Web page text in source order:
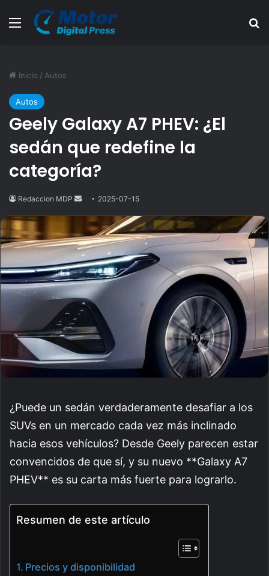
Menú
Inicio / Autos
Autos
Geely Galaxy A7 PHEV: ¿El
sedán que redefine la
categoría?
Redaccion MDP
Send
email
2025-07-15
¿Puede un sedán verdaderamente desafiar a los
SUVs en un mercado cada vez más inclinado
hacia esos vehículos? Desde Geely parecen estar
convencidos de que sí, y su nuevo **Galaxy A7
PHEV** es su carta más fuerte para lograrlo.
Resumen de este artículo
Precios y disponibilidad